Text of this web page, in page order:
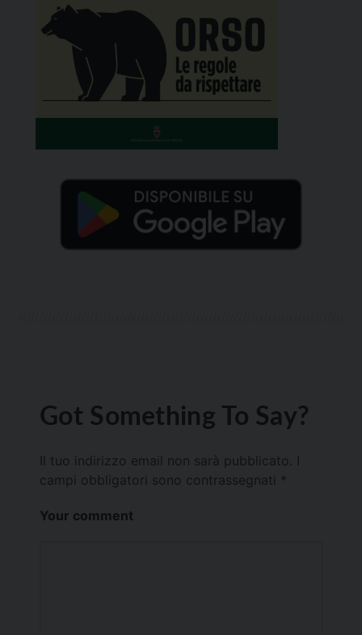
Got Something To Say?
Il tuo indirizzo email non sarà pubblicato.
campi obbligatori sono contrassegnati *
Your comment